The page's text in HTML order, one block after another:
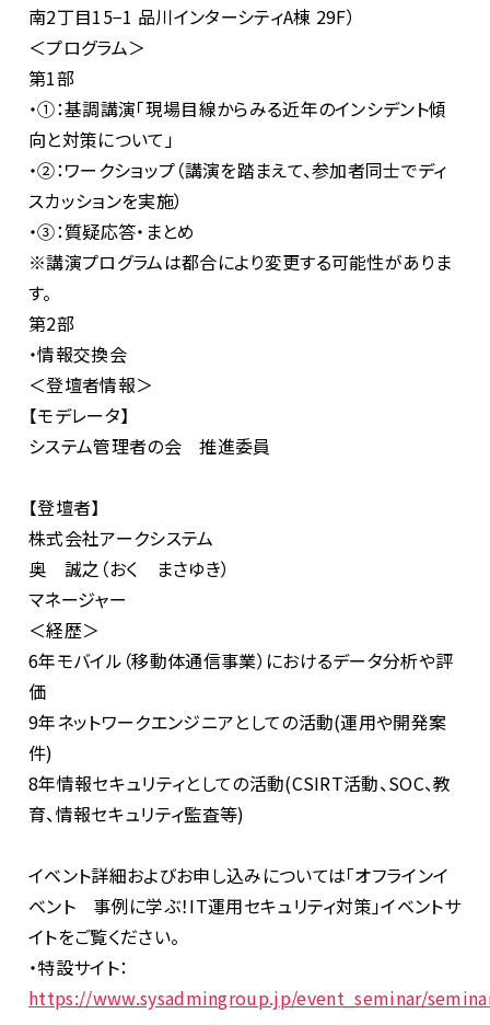
南2丁目15−1 品川インターシティA棟 29F）
＜プログラム＞
第1部
・①：基調講演「現場目線からみる近年のインシデント傾
向と対策について」
・②：ワークショップ（講演を踏まえて、参加者同士でディ
スカッションを実施）
・③：質疑応答・まとめ
※講演プログラムは都合により変更する可能性がありま
す。
第2部
・情報交換会
＜登壇者情報＞
【モデレータ】
システム管理者の会 推進委員
【登壇者】
株式会社アークシステム
奥 誠之（おく まさゆき）
マネージャー
＜経歴＞
6年モバイル（移動体通信事業）におけるデータ分析や評
価
9年ネットワークエンジニアとしての活動(運用や開発案
件)
8年情報セキュリティとしての活動(CSIRT活動、SOC、教
育、情報セキュリティ監査等)
イベント詳細およびお申し込みについては「オフラインイ
ベント 事例に学ぶ！IT運用セキュリティ対策」イベントサ
イトをご覧ください。
・特設サイト：
https://www.sysadmingroup.jp/event_seminar/